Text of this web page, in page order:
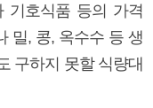
기호식품 등의 가격
밀, 콩, 옥수수 등 생
구하지 못할 식량대